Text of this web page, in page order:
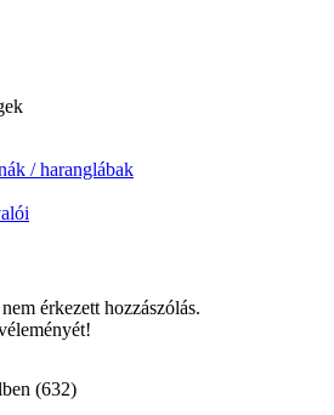
/ haranglábak
érkezett hozzászólás.
(632)